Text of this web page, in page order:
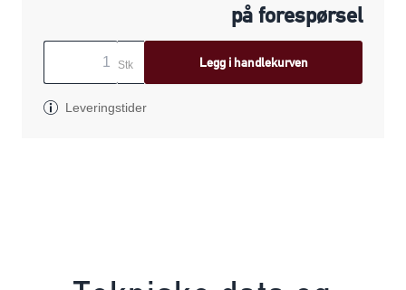
på forespørsel
Stk Legg i handlekurven
Leveringstider